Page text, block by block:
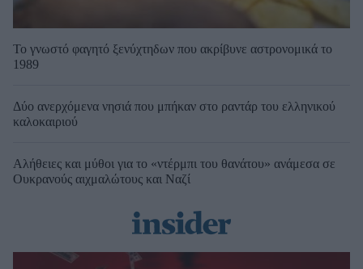
Το γνωστό φαγητό ξενύχτηδων που ακρίβυνε αστρονομικά το
1989
Δύο ανερχόμενα νησιά που μπήκαν στο ραντάρ του ελληνικού
καλοκαιριού
Αλήθειες και μύθοι για το «ντέρμπι του θανάτου» ανάμεσα σε
Ουκρανούς αιχμαλώτους και Ναζί